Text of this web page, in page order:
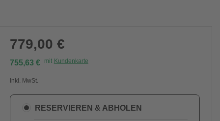
779,00 €
755,63 € mit Kundenkarte
Inkl. MwSt.
RESERVIEREN & ABHOLEN